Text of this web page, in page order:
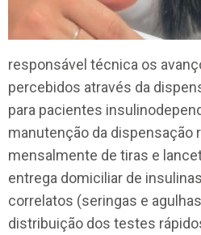
responsável técnica os
percebidos através da
para pacientes
manutenção da dispensação
mensalmente de tiras e
entrega domiciliar de
correlatos (seringas e
distribuição dos testes